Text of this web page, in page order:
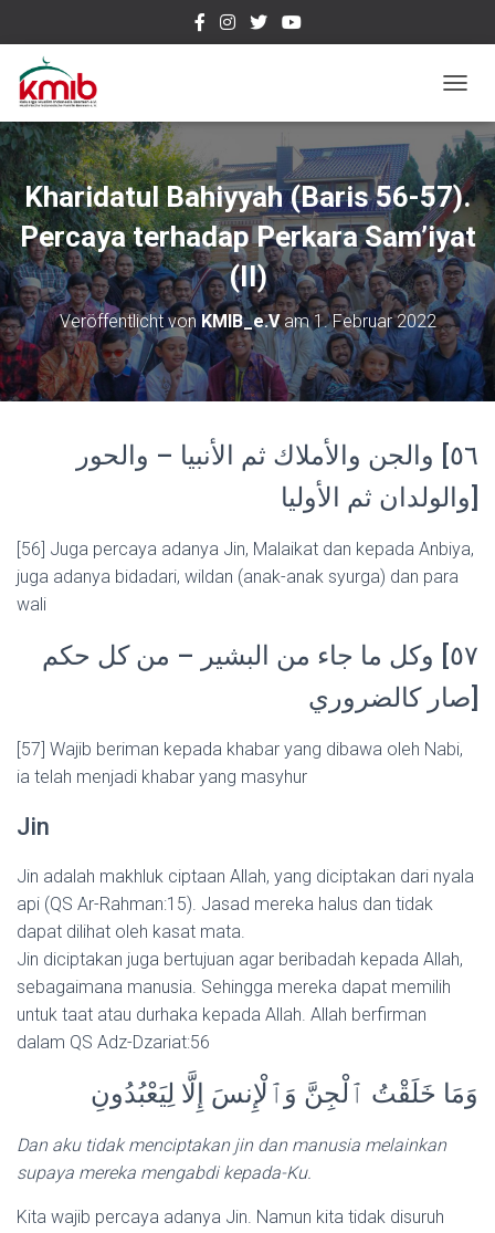
A
V
I
G
A
I
O
N
U
M
S
H
T
N
Kharidatul Bahiyyah (Baris 56-57).
Percaya terhadap Perkara Sam’iyat
(II)
Veröffentlicht vonKMIB_e.Vam1. Februar 2022
٥٦] والجن والأملاك ثم الأنبيا – والحور
والولدان ثم الأوليا]
[56] Juga percaya adanya Jin, Malaikat dan kepada Anbiya,
juga adanya bidadari, wildan (anak-anak syurga) dan para
wali
٥٧] وكل ما جاء من البشير – من كل حكم
صار كالضروري]
[57] Wajib beriman kepada khabar yang dibawa oleh Nabi,
ia telah menjadi khabar yang masyhur
Jin
Jin adalah makhluk ciptaan Allah, yang diciptakan dari nyala
api (QS Ar-Rahman:15). Jasad mereka halus dan tidak
dapat dilihat oleh kasat mata.
Jin diciptakan juga bertujuan agar beribadah kepada Allah,
sebagaimana manusia. Sehingga mereka dapat memilih
untuk taat atau durhaka kepada Allah. Allah berfirman
dalam QS Adz-Dzariat:56
وَمَا خَلَقْتُ ٱلْجِنَّ وَٱلْإِنسَ إِلَّا لِيَعْبُدُونِ
Dan aku tidak menciptakan jin dan manusia melainkan
supaya mereka mengabdi kepada-Ku.
Kita wajib percaya adanya Jin. Namun kita tidak disuruh